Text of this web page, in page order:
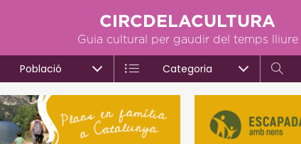
CIRCDELACULTURA
Guia cultural per gaudir del temps lliure
Població Categoria